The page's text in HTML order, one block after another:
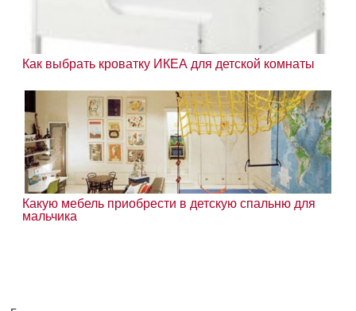
Как выбрать кроватку ИКЕА для детской комнаты
Какую мебель приобрести в детскую спальню для
мальчика